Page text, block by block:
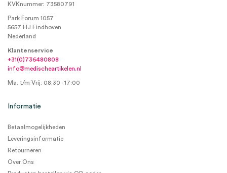
KVKnummer: 73580791
Park Forum 1057
5657 HJ Eindhoven
Nederland
Klantenservice
+31(0)736480808
info@medischeartikelen.nl
Ma. t/m Vrij. 08:30 - 17:00
Informatie
Betaalmogelijkheden
Leveringsinformatie
Retourneren
Over Ons